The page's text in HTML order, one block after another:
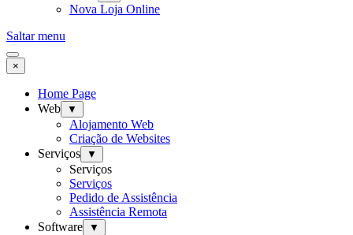
Nova Loja Online
Saltar menu
×
Home Page
Web
▼
Alojamento Web
Criação de Websites
Serviços
▼
Serviços
Serviços
Pedido de Assistência
Assistência Remota
Software
▼